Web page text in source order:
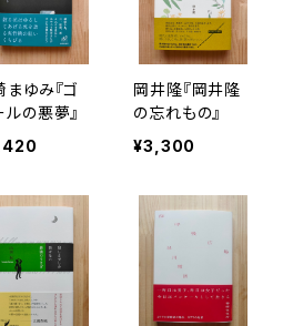
まゆみ『ゴ
ルの悪夢』
岡井隆『岡井隆
の忘れもの』
¥3,300